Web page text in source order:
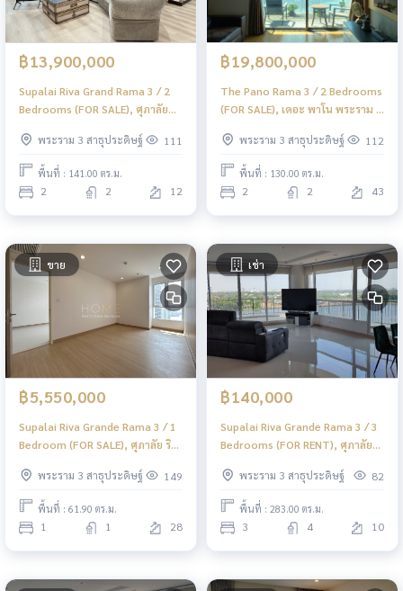
฿13,900,000
Supalai Riva Grand Rama 3 / 2
Bedrooms (FOR SALE), ศุภาลัย
(ขาย) DML104
พระราม 3 สาธุประดิษฐ์ 111
พื้นที่ : 141.00 ตร.ม.
2 2 12
฿19,800,000
The Pano Rama 3 / 2 Bedrooms
(FOR SALE), เดอะ พาโน พระราม 3
พระราม 3 สาธุประดิษฐ์
112
พื้นที่ : 130.00 ตร.ม.
2 2 43
ขาย
฿5,550,000
Supalai Riva Grande Rama 3 / 1
Bedroom (FOR SALE), ศุภาลัย ริวา
(ขาย) DML087
พระราม 3 สาธุประดิษฐ์ 149
พื้นที่ : 61.90 ตร.ม.
1 1 28
เช่า
฿140,000
Supalai Riva Grande Rama 3 / 3
Bedrooms (FOR RENT), ศุภาลัย
(เช่า) DML083
พระราม 3 สาธุประดิษฐ์ 82
พื้นที่ : 283.00 ตร.ม.
3 4 10